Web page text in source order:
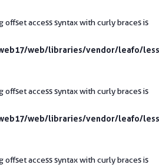
offset access syntax with curly braces is
web/libraries/vendor/leafo/
offset access syntax with curly braces is
web/libraries/vendor/leafo/
offset access syntax with curly braces is